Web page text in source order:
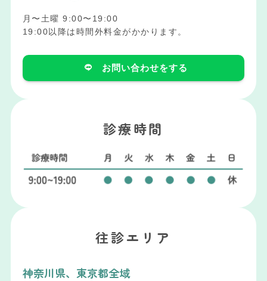
月〜土曜 9:00〜19:00
19:00以降は時間外料金がかかります。
お問い合わせをする
診療時間
往診エリア
神奈川県、東京都全域